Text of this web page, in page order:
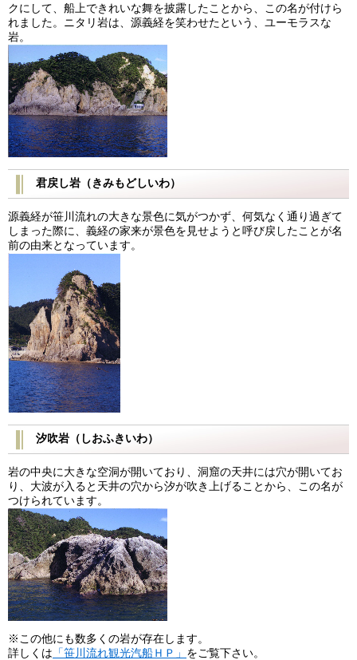
クにして、船上できれいな舞を披露したことから、この名が付けら
れました。ニタリ岩は、源義経を笑わせたという、ユーモラスな
岩。
君戻し岩（きみもどしいわ）
源義経が笹川流れの大きな景色に気がつかず、何気なく通り過ぎて
しまった際に、義経の家来が景色を見せようと呼び戻したことが名
前の由来となっています。
汐吹岩（しおふきいわ）
岩の中央に大きな空洞が開いており、洞窟の天井には穴が開いてお
り、大波が入ると天井の穴から汐が吹き上げることから、この名が
つけられています。
※この他にも数多くの岩が存在します。
詳しくは 「笹川流れ観光汽船ＨＰ」 をご覧下さい。